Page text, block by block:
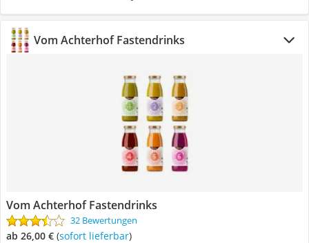
Vom Achterhof Fastendrinks
Vom Achterhof Fastendrinks
32 Bewertungen
ab 26,00 € ( Sofort lieferbar)